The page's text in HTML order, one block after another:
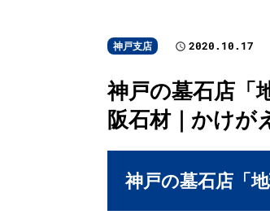
神戸支店 2020.10.17
神戸の墓石店「
阪石材｜かけが
神戸の墓石店「